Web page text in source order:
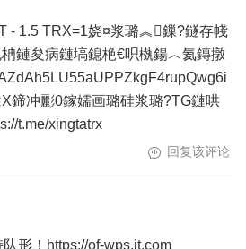
- 1.5 TRX=1娆¤浆璐︽鏁?鐩存帴
鏈夋病鏈塙鎴栬€呮槸鍚︿氦鏄撴
鍗冲彲0鎵嬬画璐硅浆璐?TG鏈哄
t.me/xingtatrx
回复该评论
形！https://of-wps.it.com